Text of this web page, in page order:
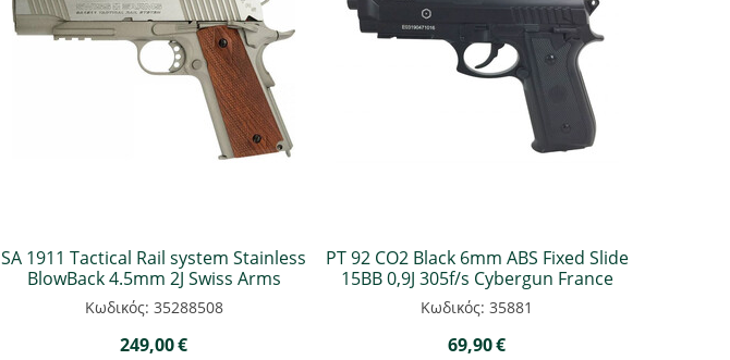
SA 1911 Tactical Rail system Stainless
BlowBack 4.5mm 2J Swiss Arms
Κωδικός: 35288508
249,00€
PT 92 CO2 Black 6mm ABS Fixed Slide
15BB 0,9J 305f/s Cybergun France
Κωδικός: 35881
69,90€